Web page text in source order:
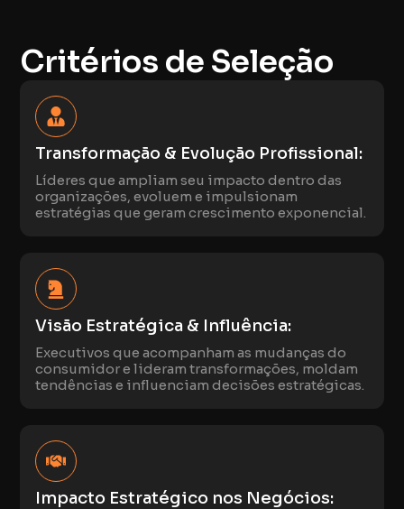
Critérios de Seleção
Transformação & Evolução Profissional:
Líderes que ampliam seu impacto dentro das
organizações, evoluem e impulsionam
estratégias que geram crescimento exponencial.
Visão Estratégica & Influência:
Executivos que acompanham as mudanças do
consumidor e lideram transformações, moldam
tendências e influenciam decisões estratégicas.
Impacto Estratégico nos Negócios: